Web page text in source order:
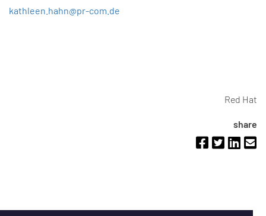
kathleen.hahn@pr-com.de
Red Hat
share